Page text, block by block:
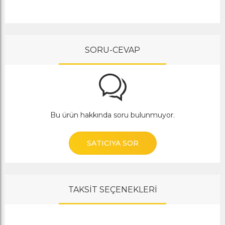
SORU-CEVAP
Bu ürün hakkında soru bulunmuyor.
SATICIYA SOR
TAKSİT SEÇENEKLERİ